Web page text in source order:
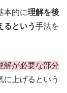
本的に理解を後
るという手法を
解が必要な部分
に上げるという